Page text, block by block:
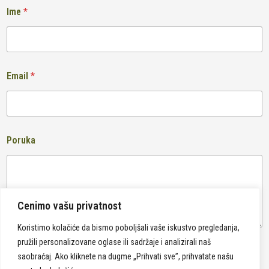
Cenimo vašu privatnost
Koristimo kolačiće da bismo poboljšali vaše iskustvo pregledanja,
pružili personalizovane oglase ili sadržaje i analizirali naš
saobraćaj. Ako kliknete na dugme „Prihvati sve”, prihvatate našu
Ime *
Email *
Poruka
Pošalji